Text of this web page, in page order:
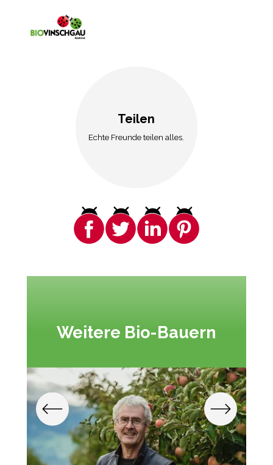
Teilen
Echte Freunde teilen alles.
Weitere Bio-Bauern